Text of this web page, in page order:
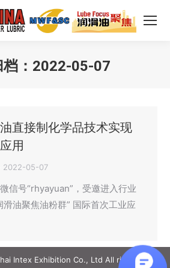
： 2022-05-07
直接制化学品技术实现
用
2022-05-07
信号“rhyayuan”，受邀进入行业
油聚焦油粉群” 国际首次工业应
Intex Exhibition Co., Ltd All rights